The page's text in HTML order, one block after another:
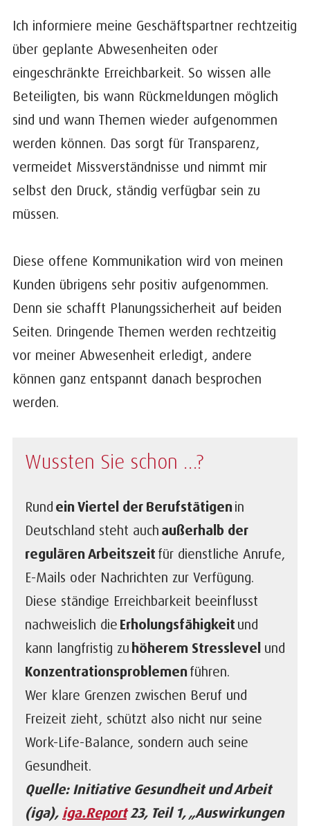
Ich informiere meine Geschäftspartner rechtzeitig
über geplante Abwesenheiten oder
eingeschränkte Erreichbarkeit. So wissen alle
Beteiligten, bis wann Rückmeldungen möglich
sind und wann Themen wieder aufgenommen
werden können. Das sorgt für Transparenz,
vermeidet Missverständnisse und nimmt mir
selbst den Druck, ständig verfügbar sein zu
müssen.
Diese offene Kommunikation wird von meinen
Kunden übrigens sehr positiv aufgenommen.
Denn sie schafft Planungssicherheit auf beiden
Seiten. Dringende Themen werden rechtzeitig
vor meiner Abwesenheit erledigt, andere
können ganz entspannt danach besprochen
werden.
Wussten Sie schon …?
Rund ein Viertel der Berufstätigenin
Deutschland steht auch außerhalb der
regulären Arbeitszeit für dienstliche Anrufe,
E-Mails oder Nachrichten zur Verfügung.
Diese ständige Erreichbarkeit beeinflusst
nachweislich die Erholungsfähigkeit und
kann langfristig zu höherem Stresslevel und
Konzentrationsproblemenführen.
Wer klare Grenzen zwischen Beruf und
Freizeit zieht, schützt also nicht nur seine
Work-Life-Balance, sondern auch seine
Gesundheit.
Quelle: Initiative Gesundheit und Arbeit
(iga), iga.Report23, Teil 1, „Auswirkungen